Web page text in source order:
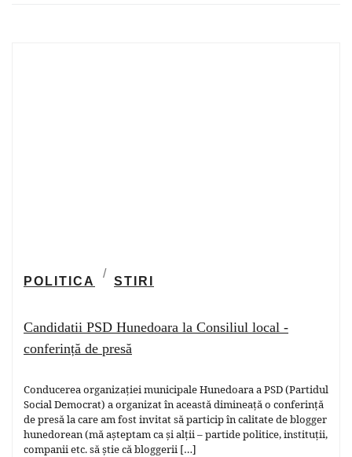
POLITICA STIRI
Candidatii PSD Hunedoara la Consiliul local -
conferință de presă
Conducerea organizației municipale Hunedoara a PSD (Partidul
Social Democrat) a organizat în această dimineață o conferință
de presă la care am fost invitat să particip în calitate de blogger
hunedorean (mă așteptam ca și alții – partide politice, instituții,
companii etc. să știe că bloggerii […]